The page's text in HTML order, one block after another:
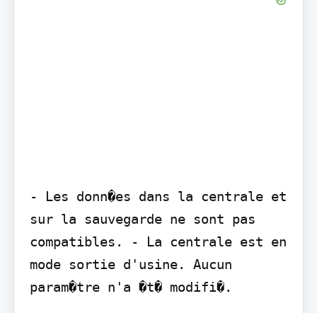
- Les donn�es dans la centrale et
sur la sauvegarde ne sont pas
compatibles. - La centrale est en
mode sortie d'usine. Aucun
param�tre n'a �t� modifi�.